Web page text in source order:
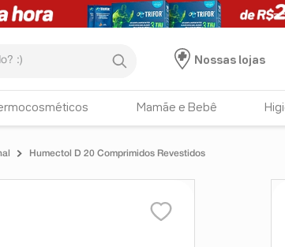
Nossas lojas
Mamãe e Bebê
Humectol D 20 Comprimidos Revestidos